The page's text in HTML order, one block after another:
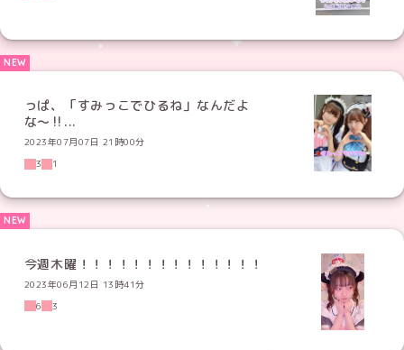
っぱ、「すみっこでひるね」なんだよ
な〜‼...
2023年07月07日 21時00分
3
1
今週木曜！！！！！！！！！！！！！！
2023年06月12日 13時41分
6
3